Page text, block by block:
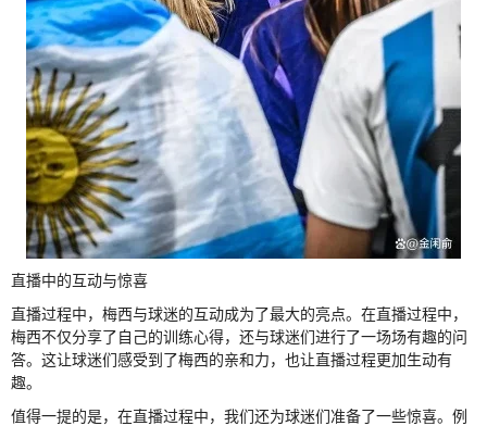
直播中的互动与惊喜
直播过程中，梅西与球迷的互动成为了最大的亮点。在直播过程中，
梅西不仅分享了自己的训练心得，还与球迷们进行了一场场有趣的问
答。这让球迷们感受到了梅西的亲和力，也让直播过程更加生动有
趣。
值得一提的是，在直播过程中，我们还为球迷们准备了一些惊喜。例